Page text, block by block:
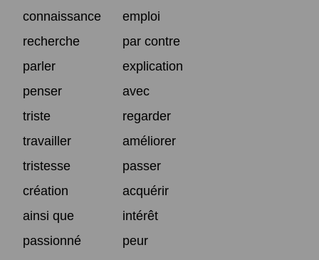
connaissance
emploi
recherche
par contre
parler
explication
penser
avec
triste
regarder
travailler
améliorer
tristesse
passer
création
acquérir
ainsi que
intérêt
passionné
peur